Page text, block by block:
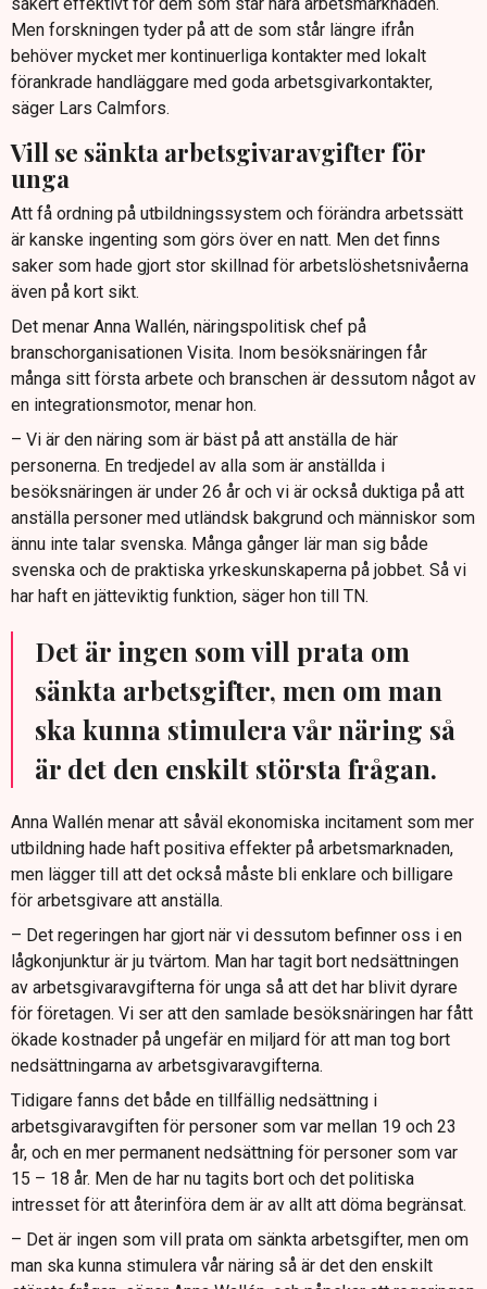
Men forskningen tyder på att de som står längre ifrån
behöver mycket mer kontinuerliga kontakter med lokalt
förankrade handläggare med goda arbetsgivarkontakter,
säger Lars Calmfors.
Vill se sänkta arbetsgivaravgifter för
unga
Att få ordning på utbildningssystem och förändra arbetssätt
är kanske ingenting som görs över en natt. Men det finns
saker som hade gjort stor skillnad för arbetslöshetsnivåerna
även på kort sikt.
Det menar Anna Wallén, näringspolitisk chef på
branschorganisationen Visita. Inom besöksnäringen får
många sitt första arbete och branschen är dessutom något av
en integrationsmotor, menar hon.
– Vi är den näring som är bäst på att anställa de här
personerna. En tredjedel av alla som är anställda i
besöksnäringen är under 26 år och vi är också duktiga på att
anställa personer med utländsk bakgrund och människor som
ännu inte talar svenska. Många gånger lär man sig både
svenska och de praktiska yrkeskunskaperna på jobbet. Så vi
har haft en jätteviktig funktion, säger hon till TN.
Det är ingen som vill prata om
sänkta arbetsgifter, men om man
ska kunna stimulera vår näring så
är det den enskilt största frågan.
Anna Wallén menar att såväl ekonomiska incitament som mer
utbildning hade haft positiva effekter på arbetsmarknaden,
men lägger till att det också måste bli enklare och billigare
för arbetsgivare att anställa.
– Det regeringen har gjort när vi dessutom befinner oss i en
lågkonjunktur är ju tvärtom. Man har tagit bort nedsättningen
av arbetsgivaravgifterna för unga så att det har blivit dyrare
för företagen. Vi ser att den samlade besöksnäringen har fått
ökade kostnader på ungefär en miljard för att man tog bort
nedsättningarna av arbetsgivaravgifterna.
Tidigare fanns det både en tillfällig nedsättning i
arbetsgivaravgiften för personer som var mellan 19 och 23
år, och en mer permanent nedsättning för personer som var
15 – 18 år. Men de har nu tagits bort och det politiska
intresset för att återinföra dem är av allt att döma begränsat.
– Det är ingen som vill prata om sänkta arbetsgifter, men om
man ska kunna stimulera vår näring så är det den enskilt